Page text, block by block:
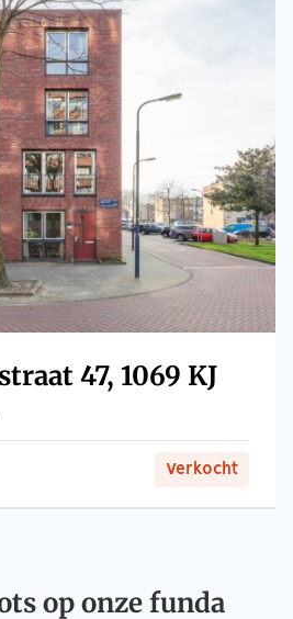
47, 1069 KJ
Verkocht
op onze funda